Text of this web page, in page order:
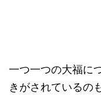
一つ一つの大福に
きがされているの